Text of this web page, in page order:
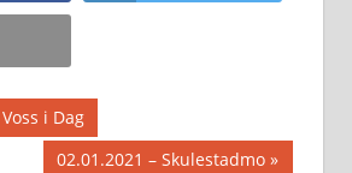
i Dag
Next
02.01.2021 – Skulestadmo